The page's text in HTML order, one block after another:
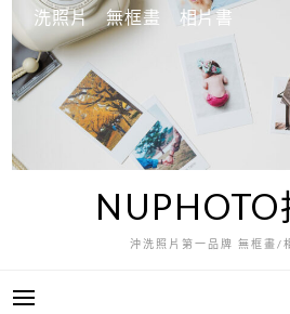
至
主
要
容
洗照片 無框畫 相片書
NUPHOTO
沖洗照片第一品牌 無框畫/